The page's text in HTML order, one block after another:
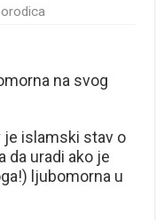
na svog
je islamski stav o
da uradi ako je
ljubomorna u